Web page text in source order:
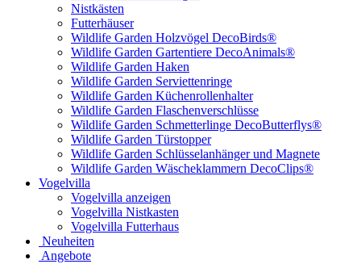
Nistkästen
Futterhäuser
Wildlife Garden Holzvögel DecoBirds®
Wildlife Garden Gartentiere DecoAnimals®
Wildlife Garden Haken
Wildlife Garden Serviettenringe
Wildlife Garden Küchenrollenhalter
Wildlife Garden Flaschenverschlüsse
Wildlife Garden Schmetterlinge DecoButterflys®
Wildlife Garden Türstopper
Wildlife Garden Schlüsselanhänger und Magnete
Wildlife Garden Wäscheklammern DecoClips®
Vogelvilla
Vogelvilla anzeigen
Vogelvilla Nistkasten
Vogelvilla Futterhaus
Neuheiten
Angebote